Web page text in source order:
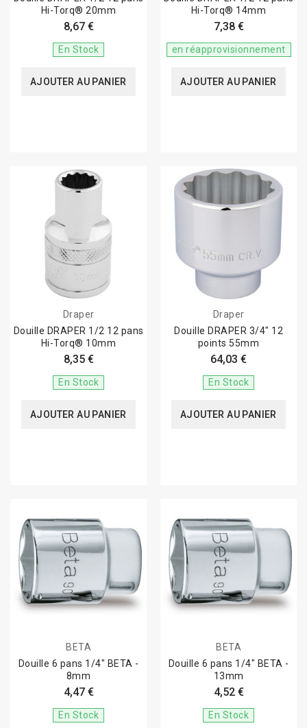
Hi-Torq® 20mm
8,67 €
En Stock
AJOUTER AU PANIER
Hi-Torq® 14mm
7,38 €
en réapprovisionnement
AJOUTER AU PANIER
Draper
Douille DRAPER 1/2 12 pans
Hi-Torq® 10mm
8,35 €
En Stock
AJOUTER AU PANIER
Draper
Douille DRAPER 3/4" 12
points 55mm
64,03 €
En Stock
AJOUTER AU PANIER
BETA
Douille 6 pans 1/4" BETA -
8mm
4,47 €
En Stock
BETA
Douille 6 pans 1/4" BETA -
13mm
4,52 €
En Stock